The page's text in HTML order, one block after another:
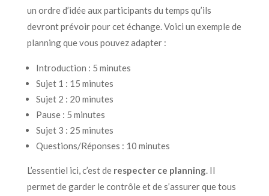
un ordre d’idée aux participants du temps qu’ils
devront prévoir pour cet échange. Voici un exemple de
planning que vous pouvez adapter :
Introduction : 5 minutes
Sujet 1 : 15 minutes
Sujet 2 : 20 minutes
Pause : 5 minutes
Sujet 3 : 25 minutes
Questions/Réponses : 10 minutes
L’essentiel ici, c’est de respecter ce planning. Il
permet de garder le contrôle et de s’assurer que tous